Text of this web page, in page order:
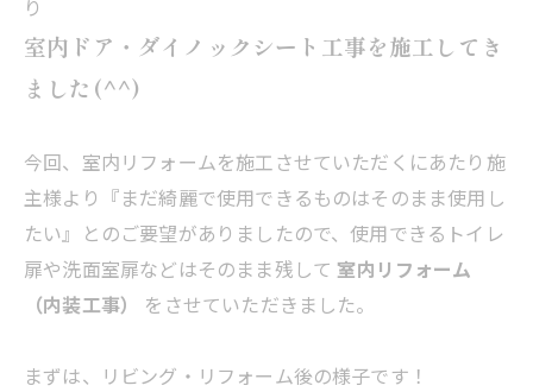
り
室内ドア・ダイノックシート工事を施工してき
ました(^^)
今回、室内リフォームを施工させていただくにあたり施
主様より『まだ綺麗で使用できるものはそのまま使用し
たい』とのご要望がありましたので、使用できるトイレ
扉や洗面室扉などはそのまま残して 室内リフォーム
（内装工事）
をさせていただきました。
まずは、リビング・リフォーム後の様子です！